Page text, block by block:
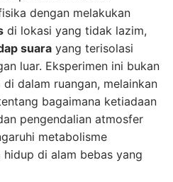
dengan melakukan
di lokasi yang tidak lazim,
suara yang terisolasi
luar. Eksperimen ini bukan
dalam ruangan, melainkan
bagaimana ketiadaan
pengendalian atmosfer
metabolisme
di alam bebas yang